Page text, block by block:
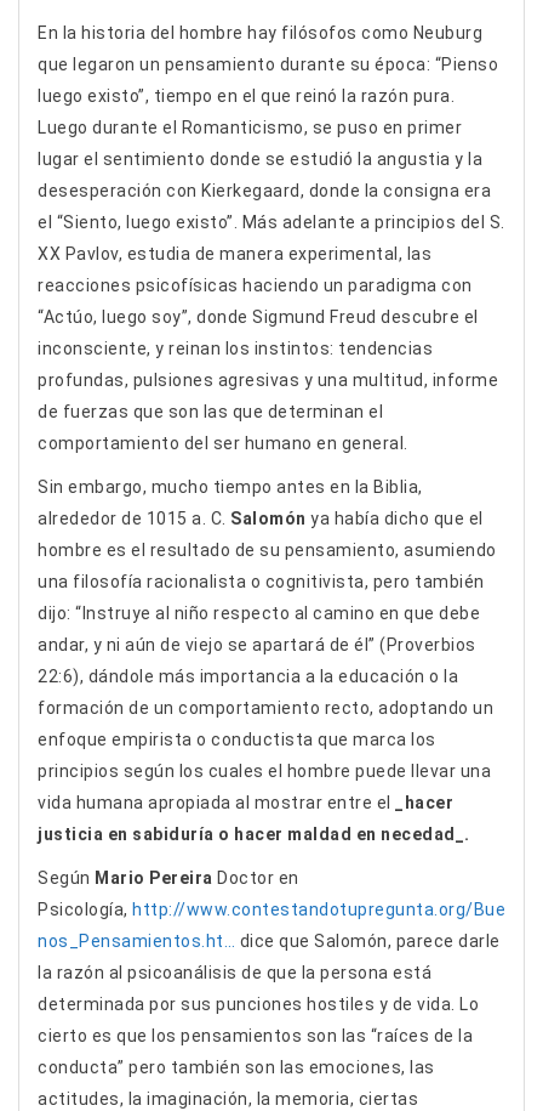
En la historia del hombre hay filósofos como Neuburg
que legaron un pensamiento durante su época: “Pienso
luego existo”, tiempo en el que reinó la razón pura.
Luego durante el Romanticismo, se puso en primer
lugar el sentimiento donde se estudió la angustia y la
desesperación con Kierkegaard, donde la consigna era
el “Siento, luego existo”. Más adelante a principios del S.
XX Pavlov, estudia de manera experimental, las
reacciones psicofísicas haciendo un paradigma con
“Actúo, luego soy”, donde Sigmund Freud descubre el
inconsciente, y reinan los instintos: tendencias
profundas, pulsiones agresivas y una multitud, informe
de fuerzas que son las que determinan el
comportamiento del ser humano en general.
Sin embargo, mucho tiempo antes en la Biblia,
alrededor de 1015 a. C. Salomón ya había dicho que el
hombre es el resultado de su pensamiento, asumiendo
una filosofía racionalista o cognitivista, pero también
dijo: “Instruye al niño respecto al camino en que debe
andar, y ni aún de viejo se apartará de él” (Proverbios
22:6), dándole más importancia a la educación o la
formación de un comportamiento recto, adoptando un
enfoque empirista o conductista que marca los
principios según los cuales el hombre puede llevar una
vida humana apropiada al mostrar entre el
_hacer
justicia en sabiduría o hacer maldad en necedad_.
Según Mario Pereira Doctor en
Psicología, http://www.contestandotupregunta.org/Bue
nos_Pensamientos.ht…
dice que Salomón, parece darle
la razón al psicoanálisis de que la persona está
determinada por sus punciones hostiles y de vida. Lo
cierto es que los pensamientos son las “raíces de la
conducta” pero también son las emociones, las
actitudes, la imaginación, la memoria, ciertas